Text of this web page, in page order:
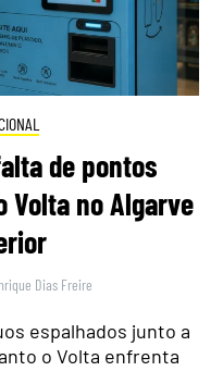
de pontos
Volta no Algarve
Dias Freire
espalhados junto a
o Volta enfrenta